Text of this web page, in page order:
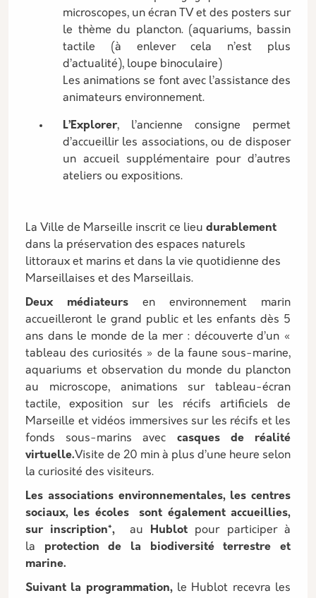
microscopes, un écran TV et des posters sur
le thème du plancton. (aquariums, bassin
tactile (à enlever cela n’est plus
d’actualité), loupe binoculaire)
Les animations se font avec l’assistance des
animateurs environnement.
L’Explorer, l’ancienne consigne permet
d’accueillir les associations, ou de disposer
un accueil supplémentaire pour d’autres
ateliers ou expositions.
La Ville de Marseille inscrit ce lieu durablement
dans la préservation des espaces naturels
littoraux et marins et dans la vie quotidienne des
Marseillaises et des Marseillais.
Deux médiateurs en environnement marin
accueilleront le grand public et les enfants dès 5
ans dans le monde de la mer : découverte d’un «
tableau des curiosités » de la faune sous-marine,
aquariums et observation du monde du plancton
au microscope, animations sur tableau-écran
tactile, exposition sur les récifs artificiels de
Marseille et vidéos immersives sur les récifs et les
fonds sous-marins avec casques de réalité
virtuelle.Visite de 20 min à plus d’une heure selon
la curiosité des visiteurs.
Les associations environnementales, les centres
sociaux, les écoles
sont également accueillies,
sur inscription*,
au Hublot pour participer à
la protection de la biodiversité terrestre et
marine.
Suivant la programmation,le Hublot recevra les